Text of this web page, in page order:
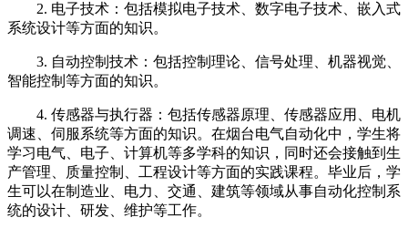
2. 电子技术：包括模拟电子技术、数字电子技术、嵌入式
系统设计等方面的知识。
3. 自动控制技术：包括控制理论、信号处理、机器视觉、
智能控制等方面的知识。
4. 传感器与执行器：包括传感器原理、传感器应用、电机
调速、伺服系统等方面的知识。在烟台电气自动化中，学生将
学习电气、电子、计算机等多学科的知识，同时还会接触到生
产管理、质量控制、工程设计等方面的实践课程。毕业后，学
生可以在制造业、电力、交通、建筑等领域从事自动化控制系
统的设计、研发、维护等工作。